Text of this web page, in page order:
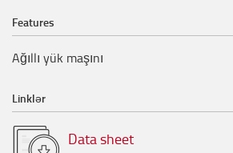
Features
Ağıllı yük maşını
Linklər
Data sheet